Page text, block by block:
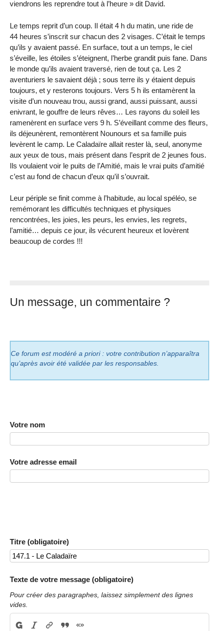
viendrons les reprendre tout à l’heure » dit David.
Le temps reprit d’un coup. Il était 4 h du matin, une ride de
44 heures s’inscrit sur chacun des 2 visages. C’était le temps
qu’ils y avaient passé. En surface, tout a un temps, le ciel
s’éveille, les étoiles s’éteignent, l’herbe grandit puis fane. Dans
le monde qu’ils avaient traversé, rien de tout ça. Les 2
aventuriers le savaient déjà ; sous terre ils y étaient depuis
toujours, et y resterons toujours. Vers 5 h ils entamèrent la
visite d’un nouveau trou, aussi grand, aussi puissant, aussi
enivrant, le gouffre de leurs rêves… Les rayons du soleil les
ramenèrent en surface vers 9 h. S’éveillant comme des fleurs,
ils déjeunèrent, remontèrent Nounours et sa famille puis
levèrent le camp. Le Caladaïre allait rester là, seul, anonyme
aux yeux de tous, mais présent dans l’esprit de 2 jeunes fous.
Ils voulaient voir le puits de l’Amitié, mais le vrai puits d’amitié
c’est au fond de chacun d’eux qu’il s’ouvrait.
Leur périple se finit comme à l’habitude, au local spéléo, se
remémorant les difficultés techniques et physiques
rencontrées, les joies, les peurs, les envies, les regrets,
l’amitié… depuis ce jour, ils vécurent heureux et lovèrent
beaucoup de cordes !!!
Un message, un commentaire ?
Ce forum est modéré a priori : votre contribution n’apparaîtra
qu’après avoir été validée par les responsables.
Votre nom
Votre adresse email
Titre (obligatoire)
Texte de votre message (obligatoire)
Pour créer des paragraphes, laissez simplement des lignes
vides.